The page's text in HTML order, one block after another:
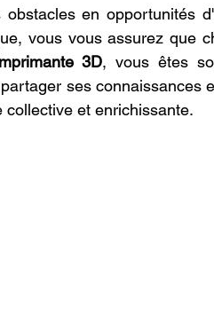
obstacles en opportunités
vous vous assurez que
3D, vous êtes
ses connaissances
collective et enrichissante.